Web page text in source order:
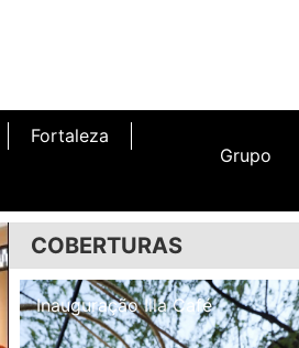
Fortaleza
Grupo
COBERTURAS
Inauguração Illa Café